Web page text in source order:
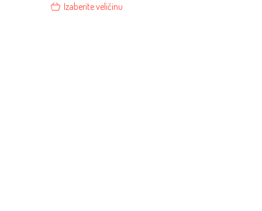
Izaberite veličinu